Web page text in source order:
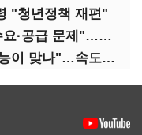
"청년정책 재편"
성기홍 "전월세난, 세금보단 수요·공급 문제"…닥공 시사
이 대통령 "AI 시대, 객관식 수능이 맞나"…속도전 '경계'